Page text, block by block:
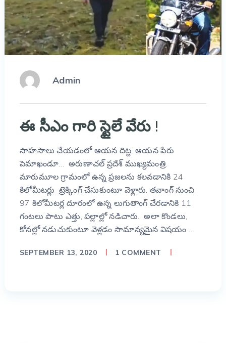
Admin
ఈ సీఎం గారి స్టైలే వేరు !
సాహసాలు చేయడంలో ఆయన దిట్ట. ఆయన పేరు
పెమాఖండూ… అరుణాచల్ ప్రదేశ్ ముఖ్యమంత్రి.
మారుమూల గ్రామంలో ఉన్న ప్రజలను కలవడానికి 24
కిలోమీటర్లు ట్రెక్కింగ్ చేసుకుంటూ వెళ్లారు. తవాంగ్ నుంచి
97 కిలోమీటర్ల దూరంలో ఉన్న లుగుతాంగ్ చేరడానికి 11
గంటలు పాటు ఎత్తు, పల్లాల్లో నడిచారు. అలా కొండలు,
కోనల్లో నడుచుకుంటూ వెళ్లడం సామాన్యమైన విషయం …
SEPTEMBER 13, 2020 1 COMMENT